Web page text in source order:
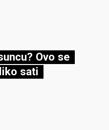
Ovo se
sati